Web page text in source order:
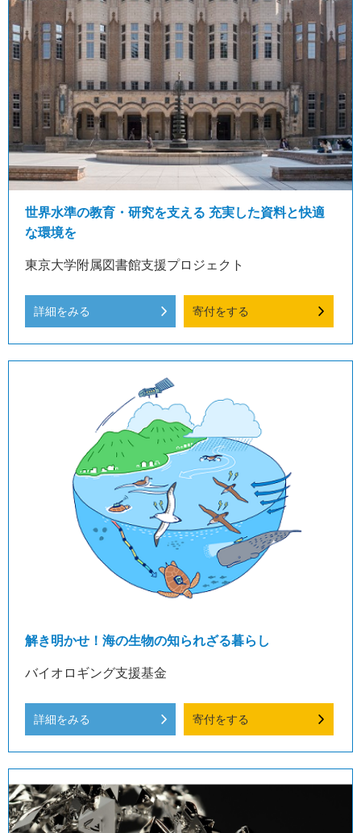
世界水準の教育・研究を支える 充実した資料と快適
な環境を
東京大学附属図書館支援プロジェクト
詳細をみる 寄付をする
解き明かせ！海の生物の知られざる暮らし
バイオロギング支援基金
詳細をみる 寄付をする